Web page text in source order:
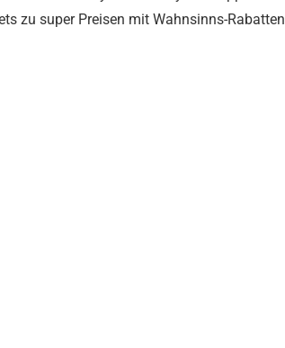
zu super Preisen mit Wahnsinns-Rabatten